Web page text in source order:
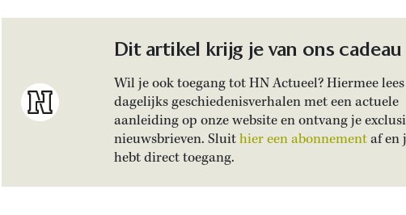
Dit artikel krijg je van ons cadeau
Wil je ook toegang tot HN Actueel? Hiermee
dagelijks geschiedenisverhalen met een actuele
aanleiding op onze website en ontvang je
nieuwsbrieven. Sluithier een abonnementaf en
hebt direct toegang.